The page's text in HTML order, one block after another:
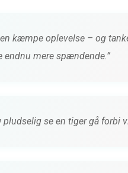
kæmpe oplevelse – og
endnu mere spændende.”
pludselig se en tiger gå forbi